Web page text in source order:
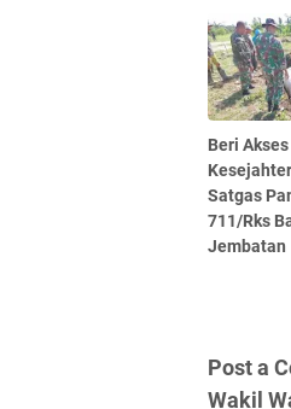
Beri Akses
Satgas
711/Rks
Jembatan
Post a
Wakil